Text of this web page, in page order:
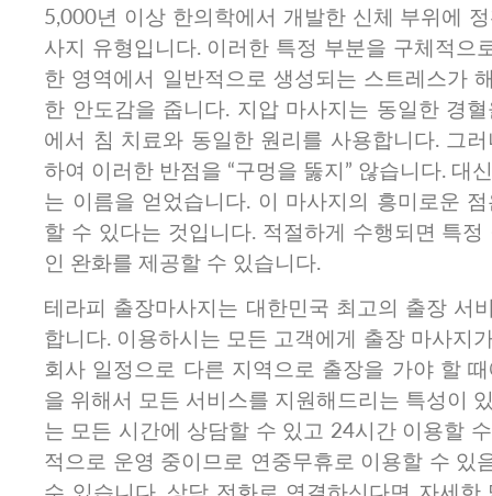
5,000년 이상 한의학에서 개발한 신체 부위에
사지 유형입니다. 이러한 특정 부분을 구체적으
한 영역에서 일반적으로 생성되는 스트레스가
한 안도감을 줍니다. 지압 마사지는 동일한 경
에서 침 치료와 동일한 원리를 사용합니다. 그
하여 이러한 반점을 “구멍을 뚫지” 않습니다. 대
는 이름을 얻었습니다. 이 마사지의 흥미로운
할 수 있다는 것입니다. 적절하게 수행되면 특
인 완화를 제공할 수 있습니다.
테라피 출장마사지는 대한민국 최고의 출장 서
합니다. 이용하시는 모든 고객에게 출장 마사지
회사 일정으로 다른 지역으로 출장을 가야 할
을 위해서 모든 서비스를 지원해드리는 특성이
는 모든 시간에 상담할 수 있고 24시간 이용할
적으로 운영 중이므로 연중무휴로 이용할 수 있
수 있습니다. 상담 전화로 연결하신다면 자세